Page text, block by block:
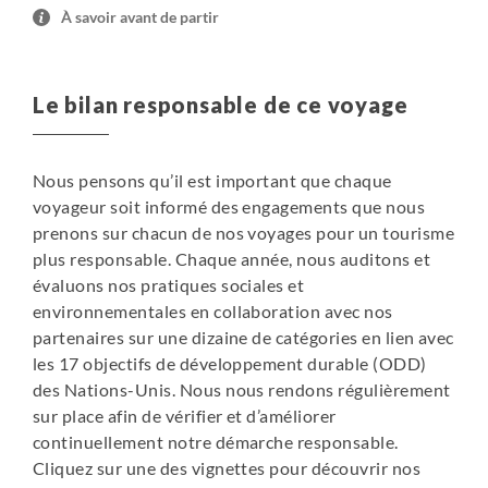
Randonnées possible selon le temps disponible :
minutes, peu de dénivelé.
Transport en véhicule : 400 km, 4h30
J9 - Parc national de Jasper
La région de Jasper est réputée pour son décor
enchanteur, ses montagnes et ses lacs. Nous faisons
aujourd’hui une randonnée qui nous permet de
découvrir les splendeurs de la région. En chemin vers le
lac Maligne, balade le long du canyon éponyme, creusé
par les chutes et les rivières. Le sentier des collines Bald
est un des sentiers les plus agréables du parc national
de Jasper. Après une bonne montée, il s’ouvre sur une
magnifique prairie fleurie ayant pour toile de fond les
sommets enneigés et une vue splendide sur le lac
À savoir avant de partir
Le bilan responsable de ce voyage
Nous pensons qu’il est important que chaque
voyageur soit informé des engagements que nous
prenons sur chacun de nos voyages pour un tourisme
plus responsable. Chaque année, nous auditons et
évaluons nos pratiques sociales et
environnementales en collaboration avec nos
partenaires sur une dizaine de catégories en lien avec
les 17 objectifs de développement durable (ODD)
des Nations-Unis. Nous nous rendons régulièrement
sur place afin de vérifier et d’améliorer
continuellement notre démarche responsable.
Cliquez sur une des vignettes pour découvrir nos